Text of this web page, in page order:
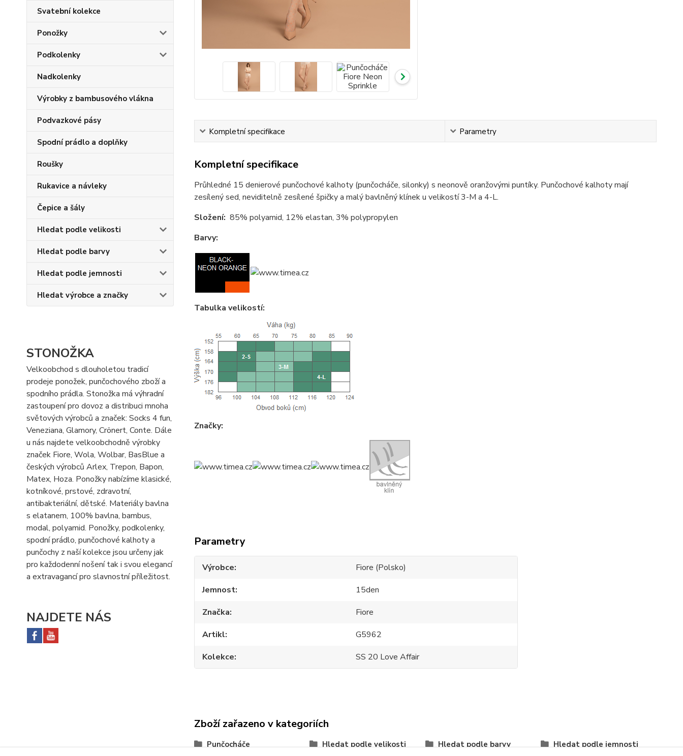
Svatební kolekce
Ponožky
Podkolenky
Nadkolenky
Výrobky z bambusového vlákna
Podvazkové pásy
Spodní prádlo a doplňky
Roušky
Rukavice a návleky
Čepice a šály
Hledat podle velikosti
Hledat podle barvy
Hledat podle jemnosti
Hledat výrobce a značky
STONOŽKA
Velkoobchod s dlouholetou tradicí
prodeje ponožek, punčochového zboží a
spodního prádla. Stonožka má výhradní
zastoupení pro dovoz a distribuci mnoha
světových výrobců a značek: Socks 4 fun,
Veneziana, Glamory, Crönert, Conte. Dále
u nás najdete velkoobchodně výrobky
značek Fiore, Wola, Wolbar, BasBlue a
českých výrobců Arlex, Trepon, Bapon,
Matex, Hoza. Ponožky nabízíme klasické,
kotníkové, prstové, zdravotní,
antibakteriální, dětské. Materiály bavlna
s elatanem, 100% bavlna, bambus,
modal, polyamid. Ponožky, podkolenky,
spodní prádlo, punčochové kalhoty a
punčochy z naší kolekce jsou určeny jak
pro každodenní nošení tak i svou elegancí
a extravagancí pro slavnostní příležitost.
NAJDETE NÁS
Kompletní specifikace Parametry
Kompletní specifikace
Průhledné 15 denierové punčochové kalhoty (punčocháče, silonky) s neonově oranžovými puntíky. Punčochové kalhoty mají
zesílený sed, neviditelně zesílené špičky a malý bavlněný klínek u velikostí 3-M a 4-L.
Složení: 85% polyamid, 12% elastan, 3% polypropylen
Barvy:
Tabulka velikostí:
Značky:
Parametry
Výrobce
Fiore (Polsko)
Jemnost
15den
Značka
Fiore
Artikl
G5962
Kolekce
SS 20 Love Affair
Zboží zařazeno v kategoriích
Punčocháče Hledat podle velikosti Hledat podle barvy Hledat podle jemnosti